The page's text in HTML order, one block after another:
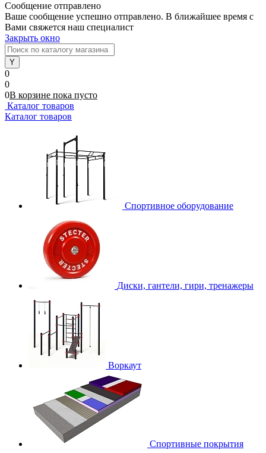
Сообщение отправлено
Ваше сообщение успешно отправлено. В ближайшее время с
Вами свяжется наш специалист
Закрыть окно
0
0
0В корзине пока пусто
Каталог товаров
Каталог товаров
Спортивное оборудование
Диски, гантели, гири, тренажеры
Воркаут
Спортивные покрытия